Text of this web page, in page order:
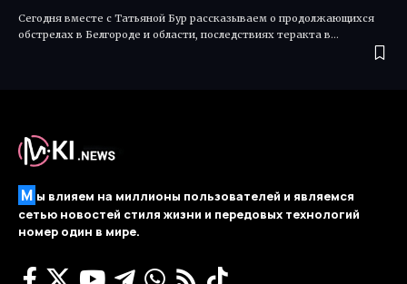
Сегодня вместе с Татьяной Бур рассказываем о продолжающихся
обстрелах в Белгороде и области, последствиях теракта в…
М ы влияем на миллионы пользователей и являемся
сетью новостей стиля жизни и передовых технологий
номер один в мире.